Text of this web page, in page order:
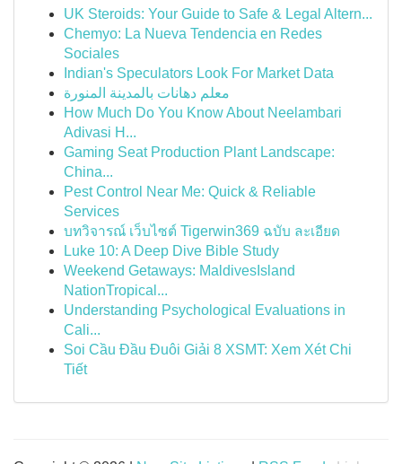
UK Steroids: Your Guide to Safe & Legal Altern...
Chemyo: La Nueva Tendencia en Redes
Sociales
Indian's Speculators Look For Market Data
معلم دهانات بالمدينة المنورة
How Much Do You Know About Neelambari
Adivasi H...
Gaming Seat Production Plant Landscape:
China...
Pest Control Near Me: Quick & Reliable
Services
บทวิจารณ์ เว็บไซต์ Tigerwin369 ฉบับ ละเอียด
Luke 10: A Deep Dive Bible Study
Weekend Getaways: MaldivesIsland
NationTropical...
Understanding Psychological Evaluations in
Cali...
Soi Cầu Đầu Đuôi Giải 8 XSMT: Xem Xét Chi
Tiết